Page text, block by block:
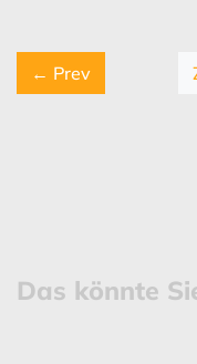
← Prev
Das könnte